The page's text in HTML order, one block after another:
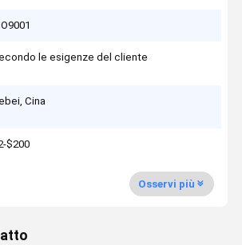
le esigenze del cliente
Cina
$200
Osservi più